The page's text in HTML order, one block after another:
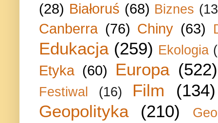
(28) Białoruś (68) Biznes
Canberra (76) Chiny (63)
Edukacja (259) Ekologia
Etyka (60) Europa (522)
Festiwal (16) Film
(134)
Geopolityka
(210)